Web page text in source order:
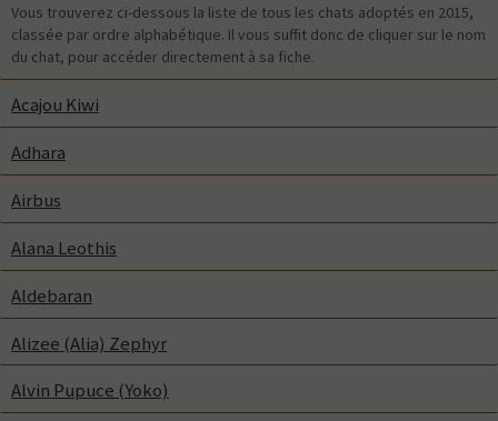
Vous trouverez ci-dessous la liste de tous les chats adoptés en 2015,
classée par ordre alphabétique. Il vous suffit donc de cliquer sur le nom
du chat, pour accéder directement à sa fiche.
Acajou Kiwi
Adhara
Airbus
Alana Leothis
Aldebaran
Alizee (Alia) Zephyr
Alvin Pupuce (Yoko)